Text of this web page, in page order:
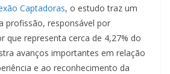
Captadoras, o estudo traz um
profissão, responsável por
que representa cerca de 4,27% do
avanços importantes em relação
e ao reconhecimento da